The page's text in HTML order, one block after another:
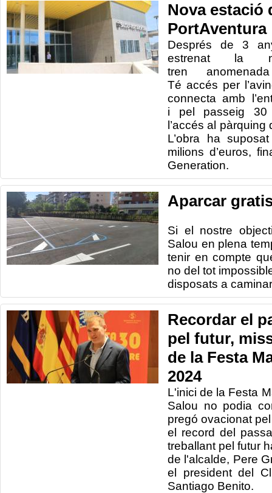
Nova estació
PortAventura
Després de 3
estrenat la
tren anomenada
Té accés per
connecta amb
i pel passeig 30
l’accés al
L’obra ha
milions d’euros,
Generation.
Aparcar
Si el nostre
Salou en plena
tenir en compte
no del tot
disposats a
Recordar el
pel futur,
de la Festa
2024
L'inici de la Festa
Salou no podia
pregó ovacionat
el record del
treballant pel futur
de l'alcalde, Pere
el president del
Santiago Benito.